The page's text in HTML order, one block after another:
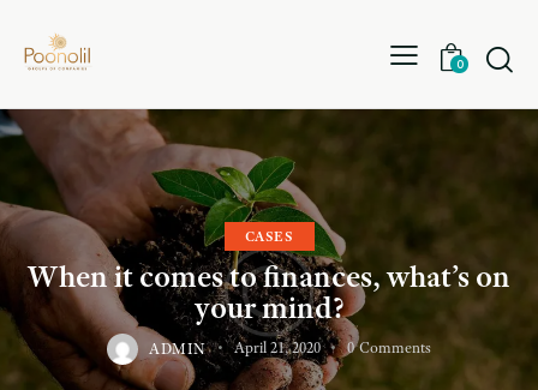
0
CASES
When it comes to finances, what’s on
your mind?
ADMIN April 21, 2020 0 Comments